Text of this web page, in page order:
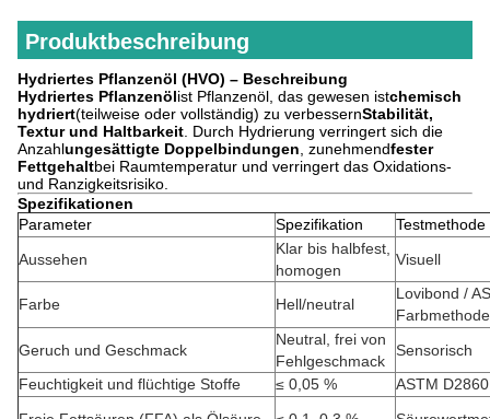
Produktbeschreibung
Hydriertes Pflanzenöl (HVO) – Beschreibung
Hydriertes Pflanzenölist Pflanzenöl, das gewesen istchemisch
hydriert(teilweise oder vollständig) zu verbessernStabilität,
Textur und Haltbarkeit . Durch Hydrierung verringert sich die
Anzahlungesättigte Doppelbindungen , zunehmendfester
Fettgehaltbei Raumtemperatur und verringert das Oxidations-
und Ranzigkeitsrisiko.
Spezifikationen
Parameter
Spezifikation
Testmethode
Aussehen
Klar bis halbfest,
homogen
Visuell
Farbe Hell/neutral
Lovibond /
Geruch und Geschmack
Neutral, frei von
Fehlgeschmack
Sensorisch
Feuchtigkeit und flüchtige Stoffe
≤ 0,05 %
ASTM D2860